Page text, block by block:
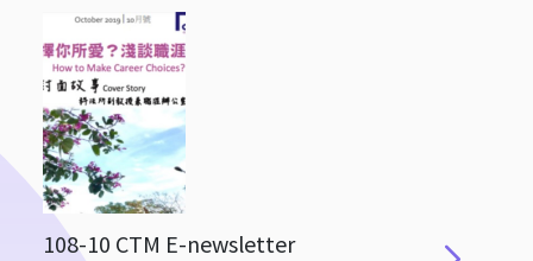
108-10 CTM E-newsletter